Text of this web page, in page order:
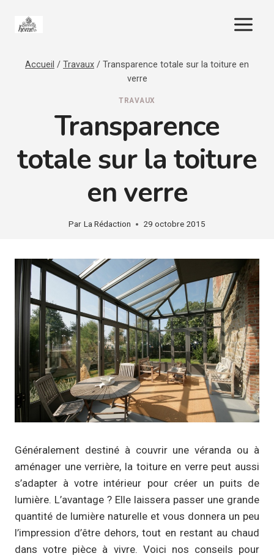
Accueil / Travaux / Transparence totale sur la toiture en
verre
TRAVAUX
Transparence
totale sur la toiture
en verre
Par La Rédaction 29 octobre 2015
Généralement destiné à couvrir une véranda ou à
aménager une verrière, la toiture en verre peut aussi
s’adapter à votre intérieur pour créer un puits de
lumière. L’avantage ? Elle laissera passer une grande
quantité de lumière naturelle et vous donnera un peu
l’impression d’être dehors, tout en restant au chaud
dans votre pièce à vivre. Voici nos conseils pour